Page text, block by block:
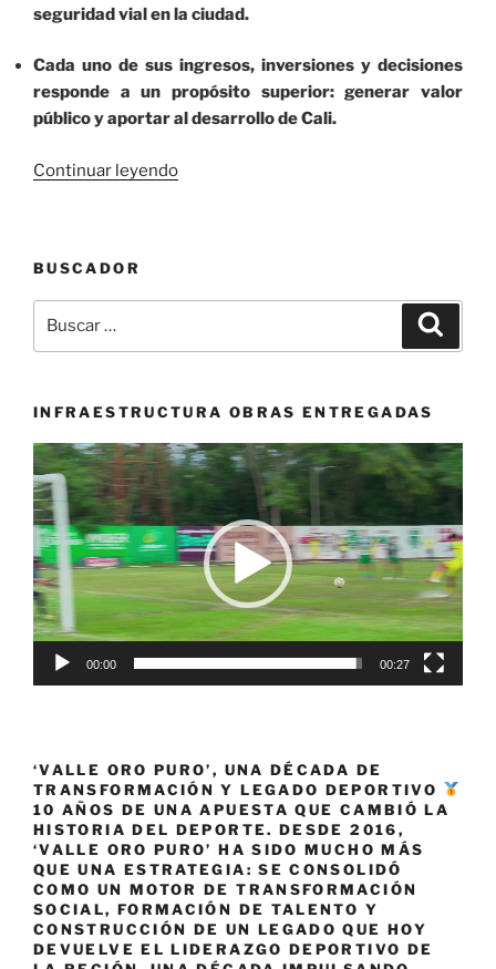
seguridad vial en la ciudad.
Cada uno de sus ingresos, inversiones y decisiones
responde a un propósito superior: generar valor
público y aportar al desarrollo de Cali.
Continuar leyendo«EnRuta
Cali,
una
pública
eficiente
al
servicio
de
la
vida»
BUSCADOR
por:
INFRAESTRUCTURA OBRAS ENTREGADAS
Reproductor
de
vídeo
00:00 00:27
‘VALLE ORO PURO’, UNA DÉCADA DE
TRANSFORMACIÓN Y LEGADO DEPORTIVO
10 AÑOS DE UNA APUESTA QUE CAMBIÓ LA
HISTORIA DEL DEPORTE. DESDE 2016,
‘VALLE ORO PURO’ HA SIDO MUCHO MÁS
QUE UNA ESTRATEGIA: SE CONSOLIDÓ
COMO UN MOTOR DE TRANSFORMACIÓN
SOCIAL, FORMACIÓN DE TALENTO Y
CONSTRUCCIÓN DE UN LEGADO QUE HOY
DEVUELVE EL LIDERAZGO DEPORTIVO DE